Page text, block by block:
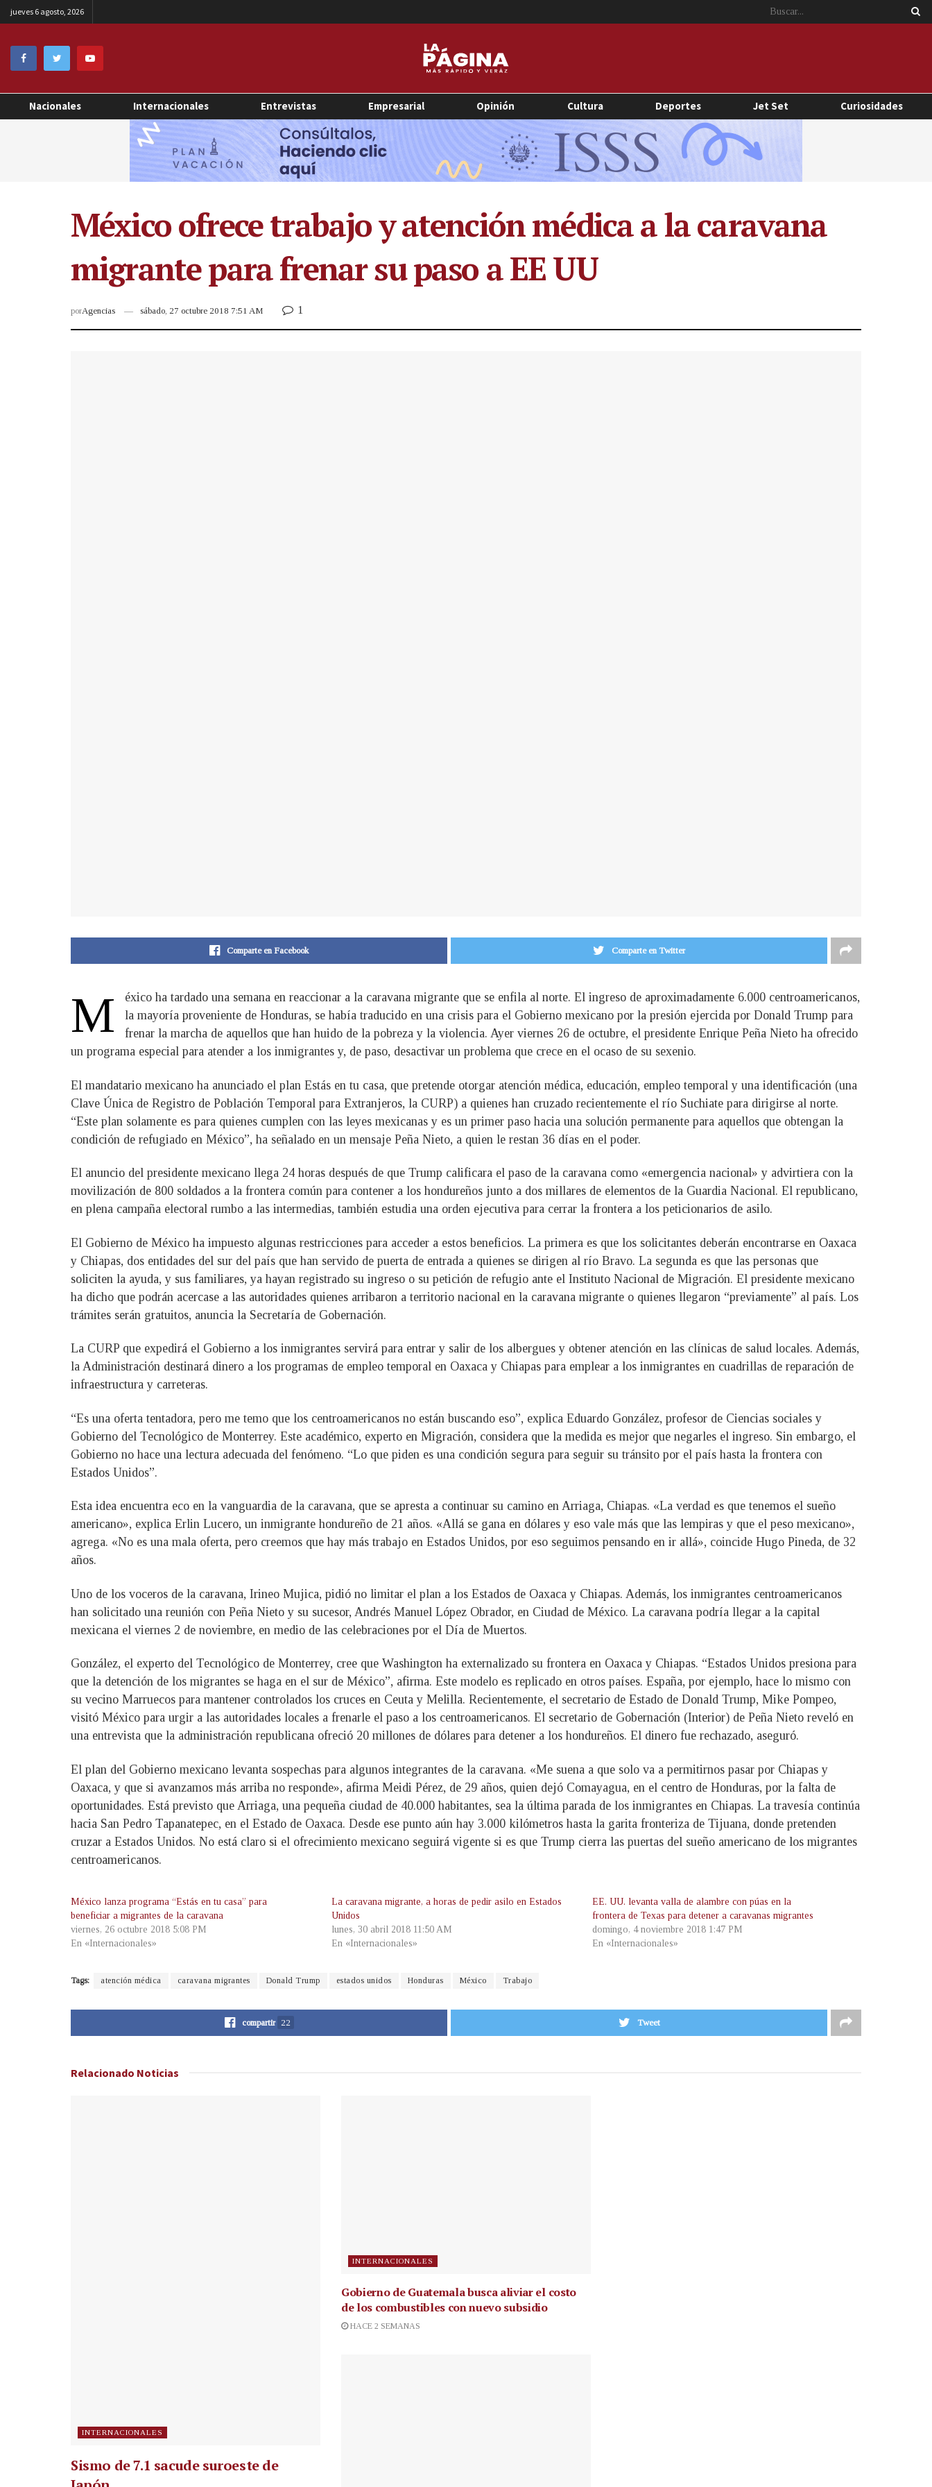
jueves 6 agosto, 2026
Nacionales Internacionales Entrevistas Empresarial Opinión Cultura Deportes Jet Set Curiosidades
México ofrece trabajo y atención médica a la caravana
migrante para frenar su paso a EE UU
porAgencias sábado, 27 octubre 2018 7:51 AM 1
Comparte en Facebook Comparte en Twitter
M
éxico ha tardado una semana en reaccionar a la caravana migrante que se enfila al norte. El ingreso de aproximadamente 6.000 centroamericanos,
la mayoría proveniente de Honduras, se había traducido en una crisis para el Gobierno mexicano por la presión ejercida por Donald Trump para
frenar la marcha de aquellos que han huido de la pobreza y la violencia. Ayer viernes 26 de octubre, el presidente Enrique Peña Nieto ha ofrecido
un programa especial para atender a los inmigrantes y, de paso, desactivar un problema que crece en el ocaso de su sexenio.
El mandatario mexicano ha anunciado el plan Estás en tu casa, que pretende otorgar atención médica, educación, empleo temporal y una identificación (una
Clave Única de Registro de Población Temporal para Extranjeros, la CURP) a quienes han cruzado recientemente el río Suchiate para dirigirse al norte.
“Este plan solamente es para quienes cumplen con las leyes mexicanas y es un primer paso hacia una solución permanente para aquellos que obtengan la
condición de refugiado en México”, ha señalado en un mensaje Peña Nieto, a quien le restan 36 días en el poder.
El anuncio del presidente mexicano llega 24 horas después de que Trump calificara el paso de la caravana como «emergencia nacional» y advirtiera con la
movilización de 800 soldados a la frontera común para contener a los hondureños junto a dos millares de elementos de la Guardia Nacional. El republicano,
en plena campaña electoral rumbo a las intermedias, también estudia una orden ejecutiva para cerrar la frontera a los peticionarios de asilo.
El Gobierno de México ha impuesto algunas restricciones para acceder a estos beneficios. La primera es que los solicitantes deberán encontrarse en Oaxaca
y Chiapas, dos entidades del sur del país que han servido de puerta de entrada a quienes se dirigen al río Bravo. La segunda es que las personas que
soliciten la ayuda, y sus familiares, ya hayan registrado su ingreso o su petición de refugio ante el Instituto Nacional de Migración. El presidente mexicano
ha dicho que podrán acercase a las autoridades quienes arribaron a territorio nacional en la caravana migrante o quienes llegaron “previamente” al país. Los
trámites serán gratuitos, anuncia la Secretaría de Gobernación.
La CURP que expedirá el Gobierno a los inmigrantes servirá para entrar y salir de los albergues y obtener atención en las clínicas de salud locales. Además,
la Administración destinará dinero a los programas de empleo temporal en Oaxaca y Chiapas para emplear a los inmigrantes en cuadrillas de reparación de
infraestructura y carreteras.
“Es una oferta tentadora, pero me temo que los centroamericanos no están buscando eso”, explica Eduardo González, profesor de Ciencias sociales y
Gobierno del Tecnológico de Monterrey. Este académico, experto en Migración, considera que la medida es mejor que negarles el ingreso. Sin embargo, el
Gobierno no hace una lectura adecuada del fenómeno. “Lo que piden es una condición segura para seguir su tránsito por el país hasta la frontera con
Estados Unidos”.
Esta idea encuentra eco en la vanguardia de la caravana, que se apresta a continuar su camino en Arriaga, Chiapas. «La verdad es que tenemos el sueño
americano», explica Erlin Lucero, un inmigrante hondureño de 21 años. «Allá se gana en dólares y eso vale más que las lempiras y que el peso mexicano»,
agrega. «No es una mala oferta, pero creemos que hay más trabajo en Estados Unidos, por eso seguimos pensando en ir allá», coincide Hugo Pineda, de 32
años.
Uno de los voceros de la caravana, Irineo Mujica, pidió no limitar el plan a los Estados de Oaxaca y Chiapas. Además, los inmigrantes centroamericanos
han solicitado una reunión con Peña Nieto y su sucesor, Andrés Manuel López Obrador, en Ciudad de México. La caravana podría llegar a la capital
mexicana el viernes 2 de noviembre, en medio de las celebraciones por el Día de Muertos.
González, el experto del Tecnológico de Monterrey, cree que Washington ha externalizado su frontera en Oaxaca y Chiapas. “Estados Unidos presiona para
que la detención de los migrantes se haga en el sur de México”, afirma. Este modelo es replicado en otros países. España, por ejemplo, hace lo mismo con
su vecino Marruecos para mantener controlados los cruces en Ceuta y Melilla. Recientemente, el secretario de Estado de Donald Trump, Mike Pompeo,
visitó México para urgir a las autoridades locales a frenarle el paso a los centroamericanos. El secretario de Gobernación (Interior) de Peña Nieto reveló en
una entrevista que la administración republicana ofreció 20 millones de dólares para detener a los hondureños. El dinero fue rechazado, aseguró.
El plan del Gobierno mexicano levanta sospechas para algunos integrantes de la caravana. «Me suena a que solo va a permitirnos pasar por Chiapas y
Oaxaca, y que si avanzamos más arriba no responde», afirma Meidi Pérez, de 29 años, quien dejó Comayagua, en el centro de Honduras, por la falta de
oportunidades. Está previsto que Arriaga, una pequeña ciudad de 40.000 habitantes, sea la última parada de los inmigrantes en Chiapas. La travesía continúa
hacia San Pedro Tapanatepec, en el Estado de Oaxaca. Desde ese punto aún hay 3.000 kilómetros hasta la garita fronteriza de Tijuana, donde pretenden
cruzar a Estados Unidos. No está claro si el ofrecimiento mexicano seguirá vigente si es que Trump cierra las puertas del sueño americano de los migrantes
centroamericanos.
México lanza programa “Estás en tu casa” para
beneficiar a migrantes de la caravana
viernes, 26 octubre 2018 5:08 PM
En «Internacionales»
La caravana migrante, a horas de pedir asilo en Estados
Unidos
lunes, 30 abril 2018 11:50 AM
En «Internacionales»
EE. UU. levanta valla de alambre con púas en la
frontera de Texas para detener a caravanas migrantes
domingo, 4 noviembre 2018 1:47 PM
En «Internacionales»
Tags: atención médica caravana migrantes Donald Trump estados unidos Honduras México Trabajo
compartir 22 Tweet
Relacionado Noticias
INTERNACIONALES
Sismo de 7.1 sacude suroeste de
INTERNACIONALES
Gobierno de Guatemala busca aliviar el costo
de los combustibles con nuevo subsidio
HACE 2 SEMANAS